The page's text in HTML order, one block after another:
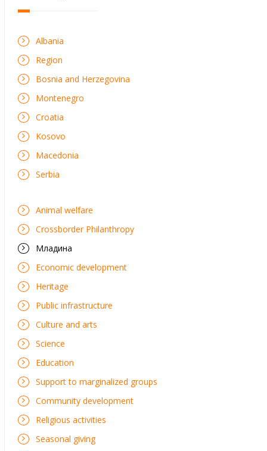
Albania
Region
Bosnia and Herzegovina
Montenegro
Croatia
Kosovo
Macedonia
Serbia
Animal welfare
Crossborder Philanthropy
Mладина
Economic development
Heritage
Public infrastructure
Culture and arts
Science
Education
Support to marginalized groups
Community development
Religious activities
Seasonal giving